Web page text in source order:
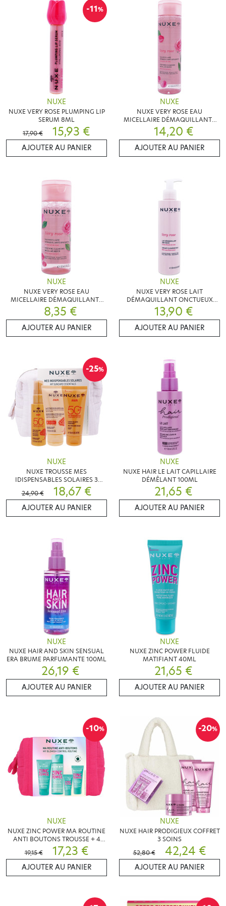
-11%
NUXE
NUXE VERY ROSE PLUMPING LIP
SERUM 8ML
17,90 €
15,93 €
AJOUTER AU PANIER
NUXE
NUXE VERY ROSE EAU
MICELLAIRE DÉMAQUILLANTE
200ML
14,20 €
AJOUTER AU PANIER
NUXE
NUXE VERY ROSE EAU
MICELLAIRE DÉMAQUILLANTE
100ML
8,35 €
AJOUTER AU PANIER
NUXE
NUXE VERY ROSE LAIT
DÉMAQUILLANT ONCTUEUX
200ML
13,90 €
AJOUTER AU PANIER
-25%
NUXE
NUXE TROUSSE MES
IDISPENSABLES SOLAIRES 3
SOINS
24,90 € 18,67 €
AJOUTER AU PANIER
NUXE
NUXE HAIR LE LAIT CAPILLAIRE
DÉMÊLANT 100ML
21,65 €
AJOUTER AU PANIER
NUXE
NUXE HAIR AND SKIN SENSUAL
ERA BRUME PARFUMANTE 100ML
26,19 €
AJOUTER AU PANIER
NUXE
NUXE ZINC POWER FLUIDE
MATIFIANT 40ML
21,65 €
AJOUTER AU PANIER
-10%
NUXE
NUXE ZINC POWER MA ROUTINE
ANTI BOUTONS TROUSSE + 4
SOINS
19,15 € 17,23 €
AJOUTER AU PANIER
-20%
NUXE
NUXE HAIR PRODIGIEUX COFFRET
3 SOINS
52,80 €
42,24 €
AJOUTER AU PANIER